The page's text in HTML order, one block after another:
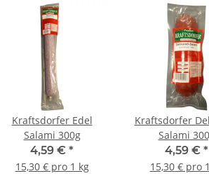
Kraftsdorfer Edel
Salami 300g
4,59 € *
15,30 € pro 1 kg
Kraftsdorfer
Salami
4,59 € *
15,30 € pro